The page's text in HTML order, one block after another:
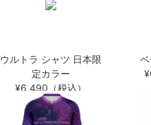
ウルトラ シャツ 日本限
定カラー
¥6,490（税込）